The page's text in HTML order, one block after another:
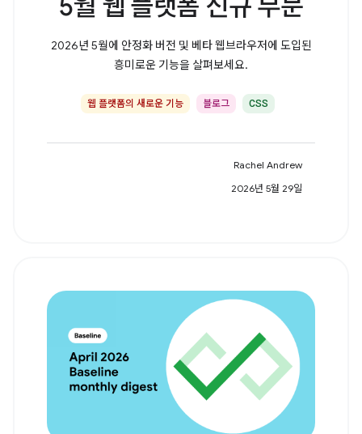
5월 웹 플랫폼 신규 부문
2026년 5월에 안정화 버전 및 베타 웹브라우저에 도입된
흥미로운 기능을 살펴보세요.
웹 플랫폼의 새로운 기능 블로그 CSS
Rachel Andrew
2026년 5월 29일